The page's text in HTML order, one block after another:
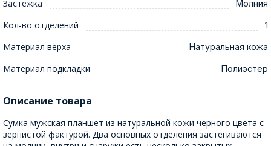
Застежка Молния
Кол-во отделений 1
Материал верха Натуральная кожа
Материал подкладки Полиэстер
Описание товара
Сумка мужская планшет из натуральной кожи черного цвета с
зернистой фактурой. Два основных отделения застегиваются